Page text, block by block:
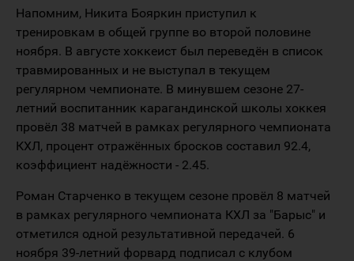
Напомним, Никита Бояркин приступил к
тренировкам в общей группе во второй половине
ноября. В августе хоккеист был переведён в список
травмированных и не выступал в текущем
регулярном чемпионате. В минувшем сезоне 27-
летний воспитанник карагандинской школы хоккея
провёл 38 матчей в рамках регулярного чемпионата
КХЛ, процент отражённых бросков составил 92.4,
коэффициент надёжности - 2.45.
Роман Старченко в текущем сезоне провёл 8 матчей
в рамках регулярного чемпионата КХЛ за "Барыс" и
отметился одной результативной передачей. 6
ноября 39-летний форвард подписал с клубом